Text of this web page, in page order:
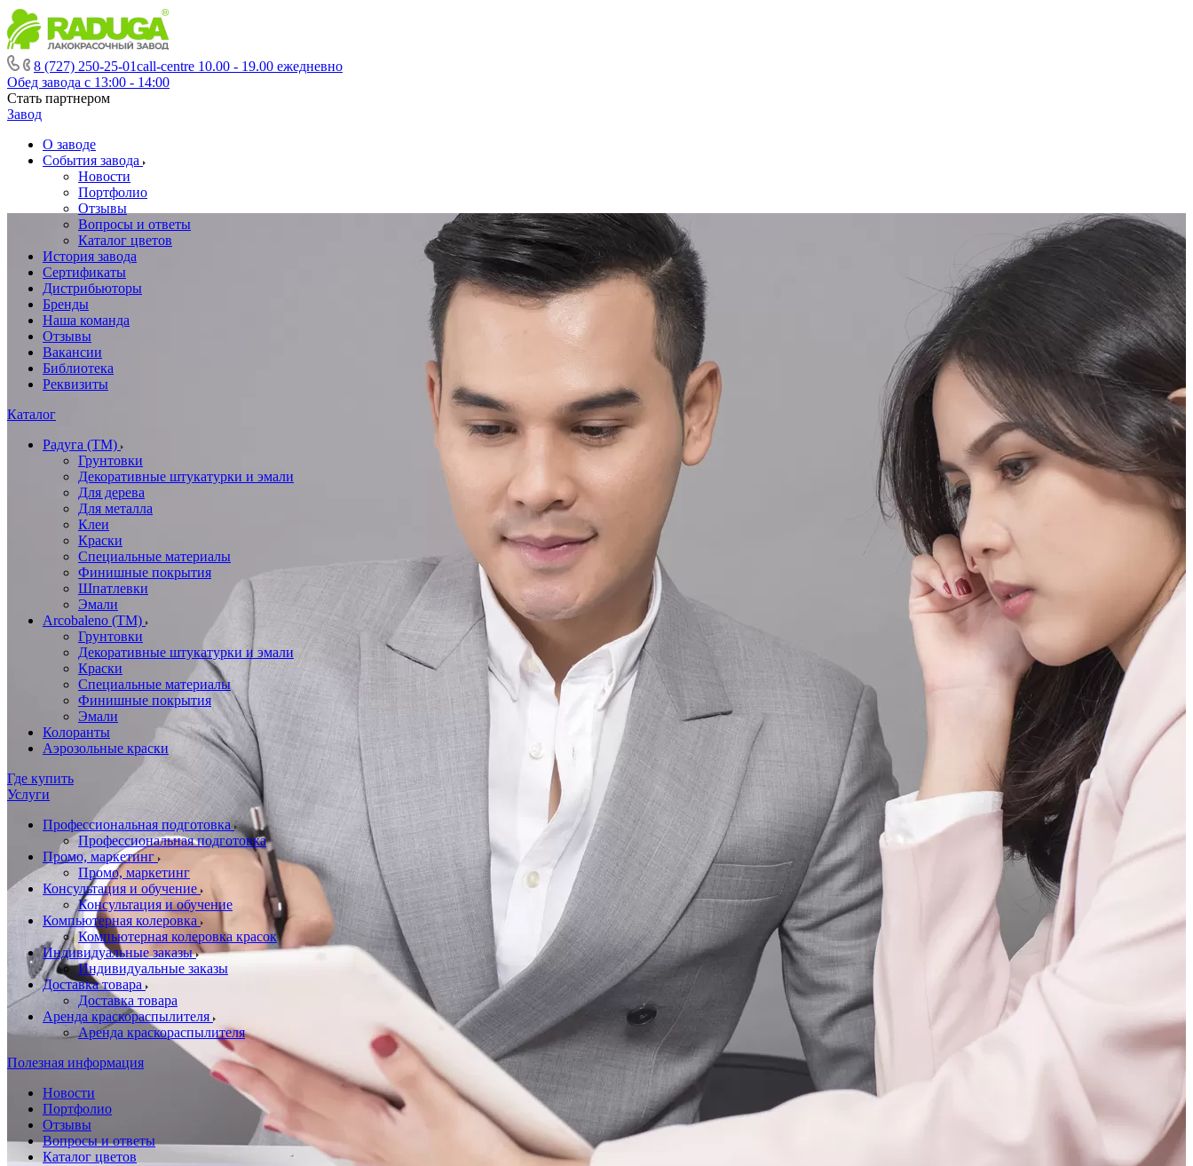
8 (727) 250-25-01call-centre 10.00 - 19.00 ежедневно
Обед завода с 13:00 - 14:00
Стать партнером
Завод
О заводе
События завода
Новости
Портфолио
Отзывы
Вопросы и ответы
Каталог цветов
История завода
Сертификаты
Дистрибьюторы
Бренды
Наша команда
Отзывы
Вакансии
Библиотека
Реквизиты
Каталог
Радуга (ТМ)
Грунтовки
Декоративные штукатурки и эмали
Для дерева
Для металла
Клеи
Краски
Специальные материалы
Финишные покрытия
Шпатлевки
Эмали
Arcobaleno (ТМ)
Грунтовки
Декоративные штукатурки и эмали
Краски
Специальные материалы
Финишные покрытия
Эмали
Колоранты
Аэрозольные краски
Где купить
Услуги
Профессиональная подготовка
Профессиональная подготовка
Промо, маркетинг
Промо, маркетинг
Консультация и обучение
Консультация и обучение
Компьютерная колеровка
Компьютерная колеровка красок
Индивидуальные заказы
Индивидуальные заказы
Доставка товара
Доставка товара
Аренда краскораспылителя
Аренда краскораспылителя
Полезная информация
Новости
Портфолио
Отзывы
Вопросы и ответы
Каталог цветов